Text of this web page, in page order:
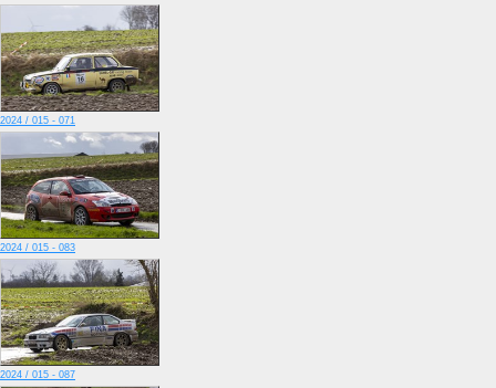
2024 / 015 - 071
2024 / 015 - 083
2024 / 015 - 087